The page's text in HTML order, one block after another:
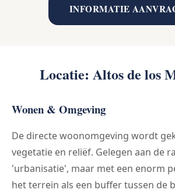
INFORMATIE
Locatie: Altos de los
Wonen & Omgeving
De directe woonomgeving wordt
vegetatie en reliëf. Gelegen aan de
'urbanisatie', maar met een enorm
het terrein als een buffer tussen de